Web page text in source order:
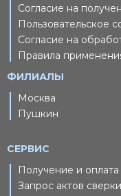
Согласие на
Пользовательское
Согласие на
Правила
ФИЛИАЛЫ
Москва
Пушкин
СЕРВИС
Получение и оплата
Запрос актов сверки